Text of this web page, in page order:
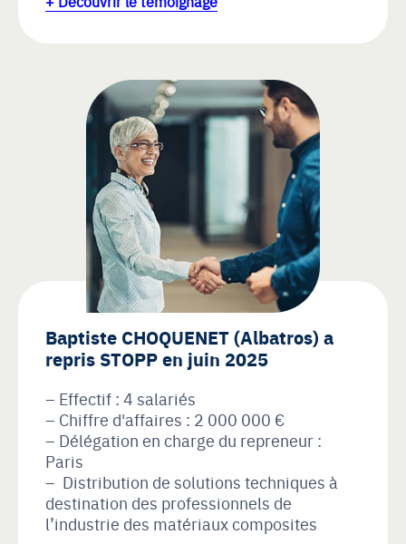
Baptiste CHOQUENET (Albatros) a
repris STOPP en juin 2025
Effectif : 4 salariés
Chiffre d'affaires : 2 000 000 €
Délégation en charge du repreneur :
Paris
Distribution de solutions techniques à
destination des professionnels de
l’industrie des matériaux composites